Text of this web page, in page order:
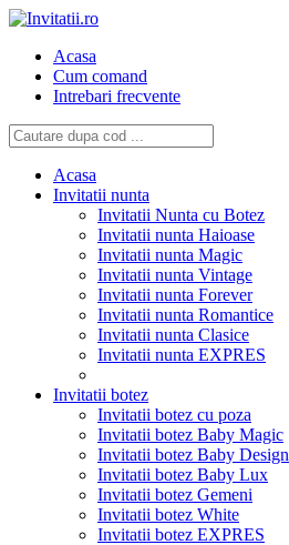
Acasa
Cum comand
Intrebari frecvente
Acasa
Invitatii nunta
Invitatii Nunta cu Botez
Invitatii nunta Haioase
Invitatii nunta Magic
Invitatii nunta Vintage
Invitatii nunta Forever
Invitatii nunta Romantice
Invitatii nunta Clasice
Invitatii nunta EXPRES
Invitatii botez
Invitatii botez cu poza
Invitatii botez Baby Magic
Invitatii botez Baby Design
Invitatii botez Baby Lux
Invitatii botez Gemeni
Invitatii botez White
Invitatii botez EXPRES